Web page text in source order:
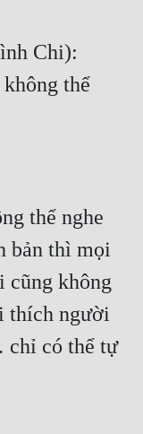
Chi):
thể
thể nghe
bản thì mọi
cũng không
thích người
chỉ có thể tự